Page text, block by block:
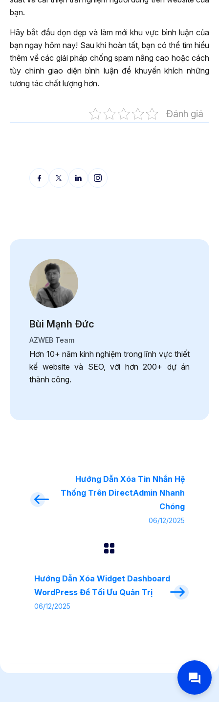
bạn.
Hãy bắt đầu dọn dẹp và làm mới khu vực bình luận của
bạn ngay hôm nay! Sau khi hoàn tất, bạn có thể tìm hiểu
thêm về các giải pháp chống spam nâng cao hoặc cách
tùy chỉnh giao diện bình luận để khuyến khích những
tương tác chất lượng hơn.
Đánh giá
Bùi Mạnh Đức
AZWEB Team
Hơn 10+ năm kinh nghiệm trong lĩnh vực thiết
kế website và SEO, với hơn 200+ dự án
thành công.
Hướng Dẫn Xóa Tin Nhắn Hệ
Thống Trên DirectAdmin Nhanh
Chóng
06/12/2025
Hướng Dẫn Xóa Widget Dashboard
WordPress Để Tối Ưu Quản Trị
06/12/2025